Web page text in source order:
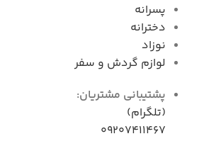
پسرانه
دخترانه
نوزاد
لوازم گردش و سفر
پشتیبانی مشتریان:
(تلگرام)
09207411467